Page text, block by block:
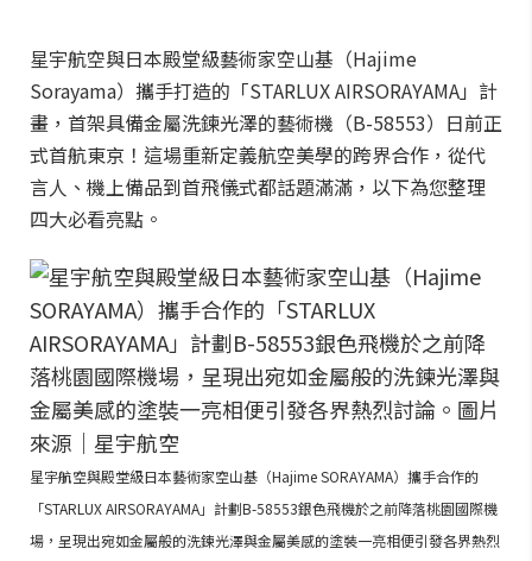
星宇航空與日本殿堂級藝術家空山基（Hajime
Sorayama）攜手打造的「STARLUX AIRSORAYAMA」計
畫，首架具備金屬洗鍊光澤的藝術機（B-58553）日前正
式首航東京！這場重新定義航空美學的跨界合作，從代
言人、機上備品到首飛儀式都話題滿滿，以下為您整理
四大必看亮點。
星宇航空與殿堂級日本藝術家空山基（Hajime SORAYAMA）攜手合作的
「STARLUX AIRSORAYAMA」計劃B-58553銀色飛機於之前降落桃園國際機
場，呈現出宛如金屬般的洗鍊光澤與金屬美感的塗裝一亮相便引發各界熱烈